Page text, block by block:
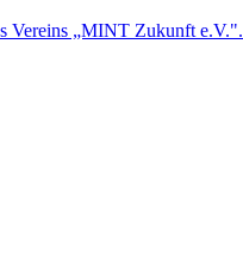
Vereins „MINT Zukunft e.V.".